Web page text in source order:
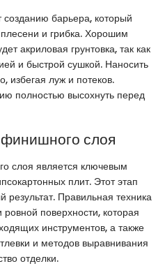
созданию барьера, который
и грибка. Хорошим
акриловая грунтовка, так как
и быстрой сушкой. Наносить
избегая луж и потеков.
полностью высохнуть перед
слоя
слоя является ключевым
плит. Этот этап
Правильная техника
ровной поверхности, которая
инструментов, а также
и методов выравнивания
отделки.